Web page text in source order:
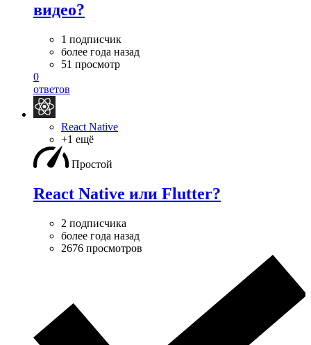
видео?
1 подписчик
более года назад
51 просмотр
0
ответов
React Native
+1 ещё
Простой
React Native или Flutter?
2 подписчика
более года назад
2676 просмотров